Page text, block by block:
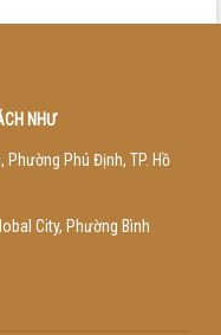
NHƯ
Phú Định, TP. Hồ
City, Phường Bình